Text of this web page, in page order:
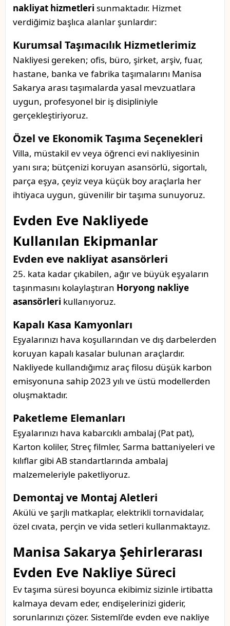
nakliyat hizmetleri sunmaktadır. Hizmet
verdiğimiz başlıca alanlar şunlardır:
Kurumsal Taşımacılık Hizmetlerimiz
Nakliyesi gereken; ofis, büro, şirket, arşiv, fuar,
hastane, banka ve fabrika taşımalarını Manisa
Sakarya arası taşımalarda yasal mevzuatlara
uygun, profesyonel bir iş disipliniyle
gerçekleştiriyoruz.
Özel ve Ekonomik Taşıma Seçenekleri
Villa, müstakil ev veya öğrenci evi nakliyesinin
yanı sıra; bütçenizi koruyan asansörlü, sigortalı,
parça eşya, çeyiz veya küçük boy araçlarla her
ihtiyaca uygun, güvenilir bir taşıma sunuyoruz.
Evden Eve Nakliyede
Kullanılan Ekipmanlar
Evden eve nakliyat asansörleri
25. kata kadar çıkabilen, ağır ve büyük eşyaların
taşınmasını kolaylaştıran Horyong nakliye
asansörleri kullanıyoruz.
Kapalı Kasa Kamyonları
Eşyalarınızı hava koşullarından ve dış darbelerden
koruyan kapalı kasalar bulunan araçlardır.
Nakliyede kullandığımız araç filosu düşük karbon
emisyonuna sahip 2023 yılı ve üstü modellerden
oluşmaktadır.
Paketleme Elemanları
Eşyalarınızı hava kabarcıklı ambalaj (Pat pat),
Karton koliler, Streç filmler, Sarma battaniyeleri ve
kılıflar gibi AB standartlarında ambalaj
malzemeleriyle paketliyoruz.
Demontaj ve Montaj Aletleri
Akülü ve şarjlı matkaplar, elektrikli tornavidalar,
özel cıvata, perçin ve vida setleri kullanmaktayız.
Manisa Sakarya Şehirlerarası
Evden Eve Nakliye Süreci
Ev taşıma süresi boyunca ekibimiz sizinle irtibatta
kalmaya devam eder, endişelerinizi giderir,
sorunlarınızı çözer. Sistemli’de evden eve nakliye